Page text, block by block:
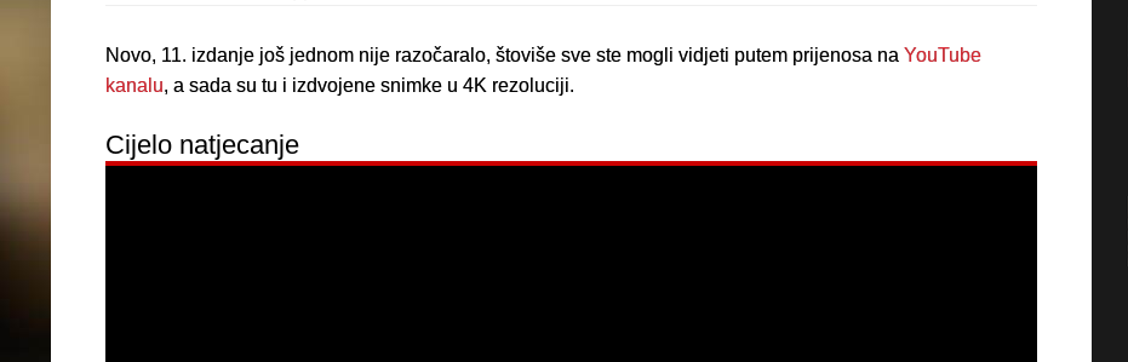
Novo, 11. izdanje još jednom nije razočaralo, štoviše sve ste mogli vidjeti putem prijenosa na YouTube
kanalu, a sada su tu i izdvojene snimke u 4K rezoluciji.
Cijelo natjecanje